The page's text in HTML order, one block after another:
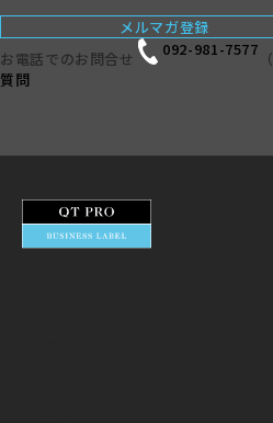
メルマガ登録
お電話でのお問合せ
092-981-7577
質問